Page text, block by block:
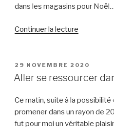
? »
dans les magasins pour
Continuer la lecture
instant
présent »
PUBLIÉ
LE
29 NOVEMBRE 2020
Aller se ressourcer
Ce matin, suite à la possibilité
promener dans un rayon de
fut pour moi un véritable